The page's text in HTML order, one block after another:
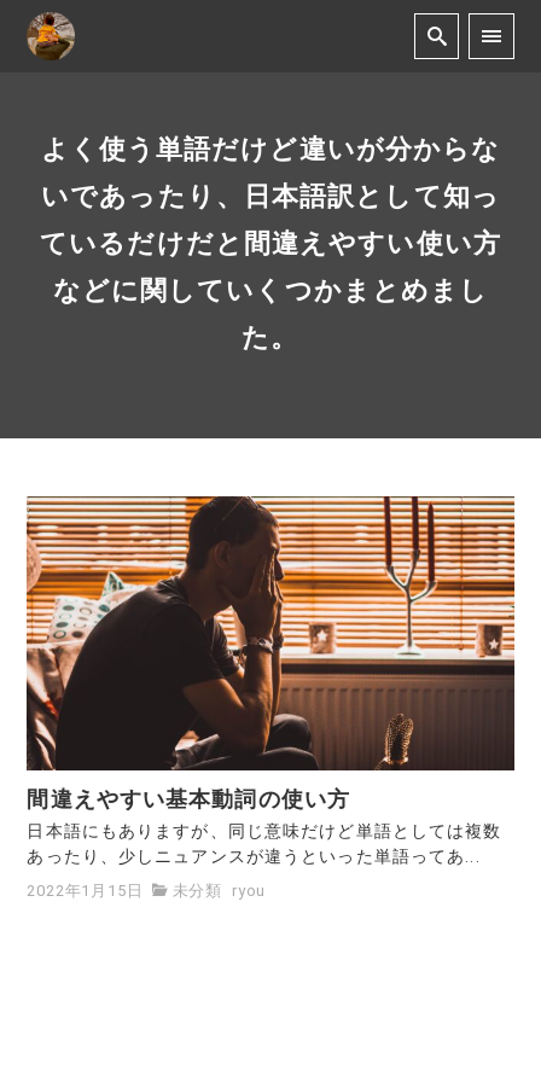
よく使う単語だけど違いが分からな
いであったり、日本語訳として知っ
ているだけだと間違えやすい使い方
などに関していくつかまとめまし
た。
間違えやすい基本動詞の使い方
日本語にもありますが、同じ意味だけど単語としては複数
あったり、少しニュアンスが違うといった単語ってあ...
2022年1月15日 未分類 ryou